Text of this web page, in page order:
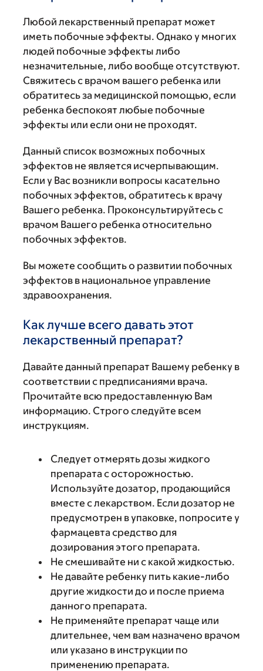
Любой лекарственный препарат может
иметь побочные эффекты. Однако у многих
людей побочные эффекты либо
незначительные, либо вообще отсутствуют.
Свяжитесь с врачом вашего ребенка или
обратитесь за медицинской помощью, если
ребенка беспокоят любые побочные
эффекты или если они не проходят.
Данный список возможных побочных
эффектов не является исчерпывающим.
Если у Вас возникли вопросы касательно
побочных эффектов, обратитесь к врачу
Вашего ребенка. Проконсультируйтесь с
врачом Вашего ребенка относительно
побочных эффектов.
Вы можете сообщить о развитии побочных
эффектов в национальное управление
здравоохранения.
Как лучше всего давать этот
лекарственный препарат?
Давайте данный препарат Вашему ребенку в
соответствии с предписаниями врача.
Прочитайте всю предоставленную Вам
информацию. Строго следуйте всем
инструкциям.
Следует отмерять дозы жидкого
препарата с осторожностью.
Используйте дозатор, продающийся
вместе с лекарством. Если дозатор не
предусмотрен в упаковке, попросите у
фармацевта средство для
дозирования этого препарата.
Не смешивайте ни с какой жидкостью.
Не давайте ребенку пить какие-либо
другие жидкости до и после приема
данного препарата.
Не применяйте препарат чаще или
длительнее, чем вам назначено врачом
или указано в инструкции по
применению препарата.